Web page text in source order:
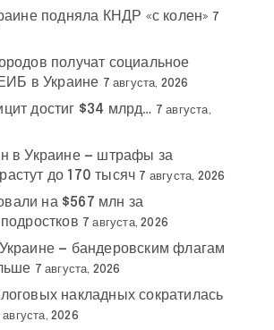
подняла КНДР «с колен» 7
получат социальное
в Украине 7 августа, 2026
достиг $34 млрд… 7 августа,
в Украине — штрафы за
до 170 тысяч 7 августа, 2026
на $567 млн за
7 августа, 2026
— бандеровским флагам
7 августа, 2026
накладных сократилась
августа, 2026